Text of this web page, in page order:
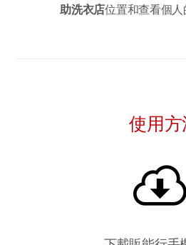
助洗衣店位置和查看個人
使用